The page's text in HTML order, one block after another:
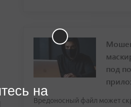
под
Вредоносный файл может
на